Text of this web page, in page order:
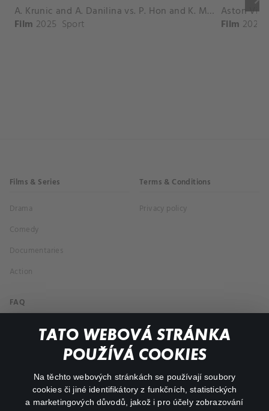
TATO WEBOVÁ STRÁNKA
POUŽÍVÁ COOKIES
Na těchto webových stránkách se používají soubory
cookies či jiné identifikátory z funkčních, statistických
a marketingových důvodů, jakož i pro účely zobrazování
A. Krunic and A. Danilina vs. P. Hon and K. Muchova Match Highlights - BEIJING_Capital Group Diamond ( October 02, 2025)
Film 2025 Sport Film 2026
Films & Series
Drama
Comedy
Documentaries
Action
Terms & Conditions
Privacy policy
FAQ
My profile
facebookinstagram